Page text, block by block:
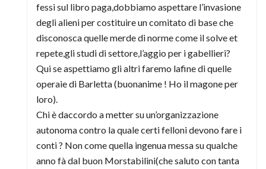
fessi sul libro paga,dobbiamo aspettare l’invasione
degli alieni per costituire un comitato di base che
disconosca quelle merde di norme come il solve et
repete,gli studi di settore,l’aggio per i gabellieri?
Qui se aspettiamo gli altri faremo lafine di quelle
operaie di Barletta (buonanime ! Ho il magone per
loro).
Chi è daccordo a metter su un’organizzazione
autonoma contro la quale certi felloni devono fare i
conti ? Non come quella ingenua messa su qualche
anno fà dal buon Morstabilini(che saluto con tanta